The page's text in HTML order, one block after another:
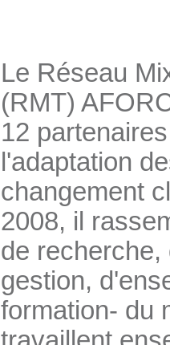
Le Réseau
(RMT)
12
l'adaptation
changement
2008, il
de recherche,
gestion,
formation- du